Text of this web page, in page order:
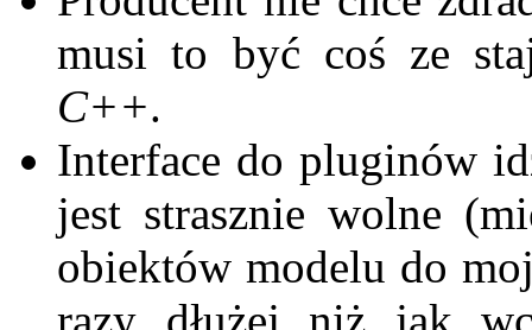
musi to być coś ze
C++.
Interface do pluginów
jest strasznie wolne
obiektów modelu do